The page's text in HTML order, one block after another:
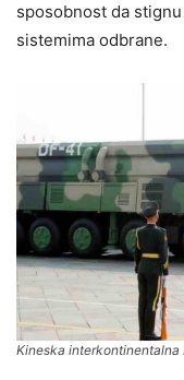
sposobnost da
sistemima odbrane.
Kineska